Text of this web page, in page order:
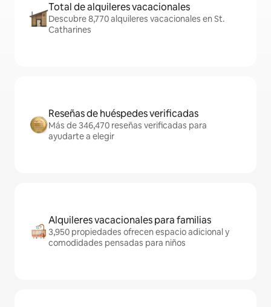
Total de alquileres vacacionales
Descubre 8,770 alquileres vacacionales en St.
Catharines
Reseñas de huéspedes verificadas
Más de 346,470 reseñas verificadas para
ayudarte a elegir
Alquileres vacacionales para familias
3,950 propiedades ofrecen espacio adicional y
comodidades pensadas para niños